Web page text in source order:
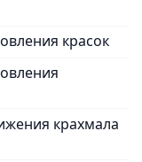
красок
крахмала